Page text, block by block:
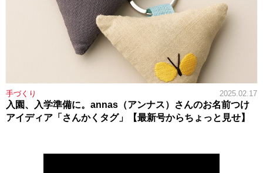
手づくり 2025.02.17
入園、入学準備に。annas（アンナス）さんのお名前つけ
アイディア「さんかくタグ」【最新号からちょっと見せ】